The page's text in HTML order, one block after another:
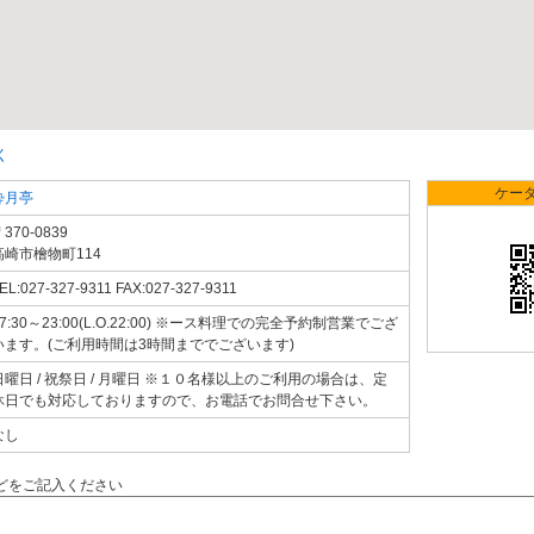
月亭
370-0839
崎市檜物町114
327-9311 FAX:027-327-9311
～23:00(L.O.22:00) ※ース料理での完全予約制営業でござ
ます。(ご利用時間は3時間まででございます)
曜日 / 祝祭日 / 月曜日 ※１０名様以上のご利用の場合は、定
日でも対応しておりますので、お電話でお問合せ下さい。
し
ケー
をご記入ください